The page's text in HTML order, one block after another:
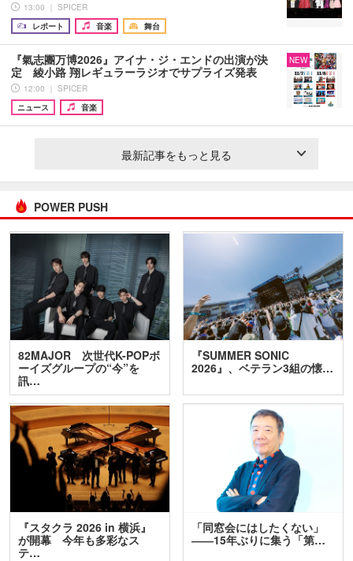
13:00 ｜ SPICER
レポート
音楽 舞台
『氣志團万博2026』アイナ・ジ・エンドの出演が決
定 綾小路 翔レギュラーラジオでサプライズ発表
12:00 ｜ SPICER
ニュース
音楽
NEW
最新記事をもっと見る
POWER PUSH
82MAJOR 次世代K-POPボ
ーイズグループの“今”を
訊…
『SUMMER SONIC
2026』、ベテラン3組の懐…
『スタクラ 2026 in 横浜』
が開幕 今年も多彩なス
テ…
「同窓会にはしたくない」
――15年ぶりに集う「第…